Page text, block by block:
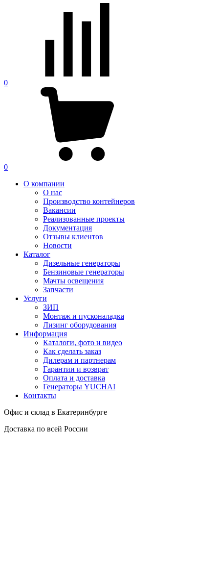
0
0
О компании
О нас
Производство контейнеров
Вакансии
Реализованные проекты
Документация
Отзывы клиентов
Новости
Каталог
Дизельные генераторы
Бензиновые генераторы
Мачты освещения
Запчасти
Услуги
ЗИП
Монтаж и пусконаладка
Лизинг оборудования
Информация
Каталоги, фото и видео
Как сделать заказ
Дилерам и партнерам
Гарантии и возврат
Оплата и доставка
Генераторы YUCHAI
Контакты
Офис и склад в Екатеринбурге
Доставка по всей России